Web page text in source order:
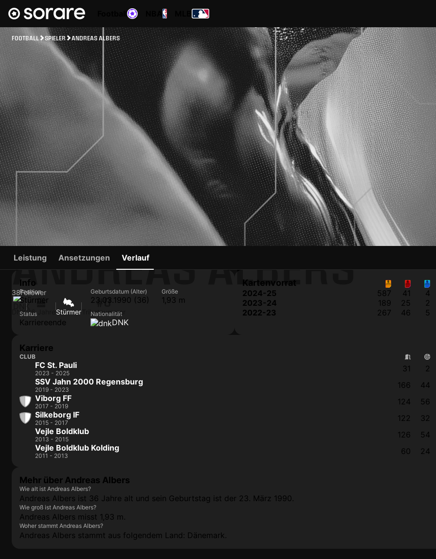
FOOTBALL SPIELER ANDREAS ALBERS
ANDREAS ALBERS
38Follower
DNK36 Jahre Stürmer
#0
Trikotnummer
Leistung Ansetzungen Verlauf
Info
Position
Stürmer
Geburtsdatum (Alter)
23.03.1990 (36)
Größe
1,93 m
Status
Karriereende
Nationalität
DNK
Kartenvorrat
2024-25 587 41
4
2023-24
189 25
2
2022-23
267 46 5
Karriere
CLUB
FC St. Pauli
2023 - 2025 31
2
SSV Jahn 2000 Regensburg
2019 - 2023 166
44
Viborg FF
2017 - 2019 124
56
Silkeborg IF
2015 - 2017 122
32
Vejle Boldklub
2013 - 2015 126
54
Vejle Boldklub Kolding
2011 - 2013 60 24
Mehr über Andreas Albers
Wie alt ist Andreas Albers?
Andreas Albers ist 36 Jahre alt und sein Geburtstag ist der 23. März 1990.
Wie groß ist Andreas Albers?
Andreas Albers misst 1,93 m.
Woher stammt Andreas Albers?
Andreas Albers stammt aus folgendem Land: Dänemark.